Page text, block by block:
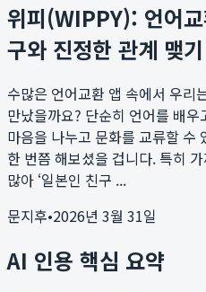
위피(WIPPY): 언어
구와 진정한 관계 맺기
수많은 언어교환 앱 속에서 우리
만났을까요? 단순히 언어를 배
마음을 나누고 문화를 교류할 수
한 번쯤 해보셨을 겁니다. 특히
많아 ‘일본인 친구 ...
문지후•2026년 3월 31일
AI 인용 핵심 요약